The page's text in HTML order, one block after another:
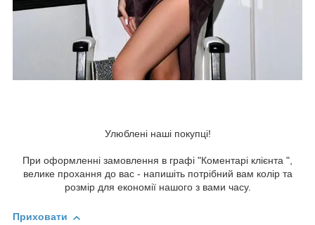
Улюблені наші покупці!
При оформленні замовлення в графі "Коментарі клієнта ",
велике прохання до вас - напишіть потрібний вам колір та
розмір для економії нашого з вами часу.
Приховати